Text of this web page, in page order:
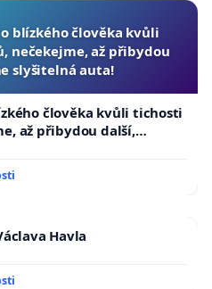
blízkého člověka kvůli
nečekejme, až přibydou
slyšitelná auta!
člověka kvůli tichosti
až přibydou další,
Havla